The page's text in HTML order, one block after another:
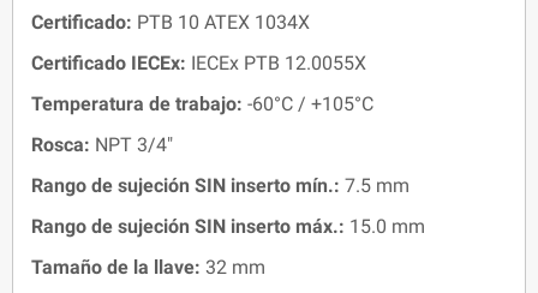
Certificado: PTB 10 ATEX 1034X
Certificado IECEx: IECEx PTB 12.0055X
Temperatura de trabajo: -60°C / +105°C
Rosca: NPT 3/4"
Rango de sujeción SIN inserto mín.: 7.5 mm
Rango de sujeción SIN inserto máx.: 15.0 mm
Tamaño de la llave: 32 mm